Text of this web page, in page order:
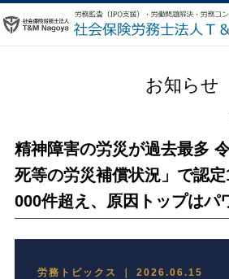
お知らせ
精神障害の労災が過去最多
死等の労災補償状況」で認
000件超え、原因トップはパ
労務トピックス ｜ 2026.06.15